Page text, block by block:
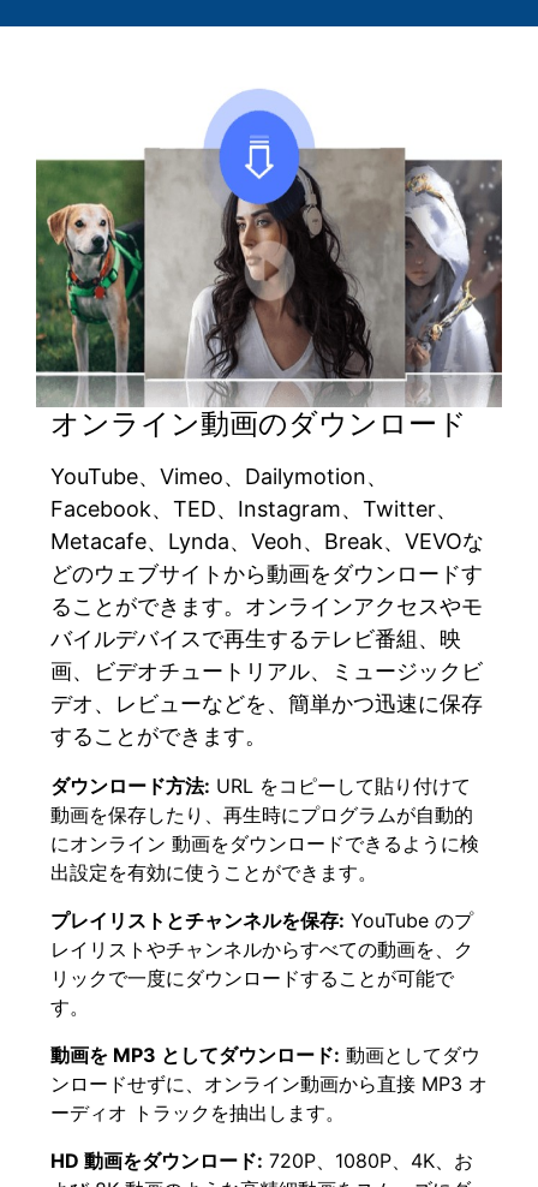
オンライン動画のダウンロード
YouTube、Vimeo、Dailymotion、
Facebook、TED、Instagram、Twitter、
Metacafe、Lynda、Veoh、Break、VEVOな
どのウェブサイトから動画をダウンロードす
ることができます。オンラインアクセスやモ
バイルデバイスで再生するテレビ番組、映
画、ビデオチュートリアル、ミュージックビ
デオ、レビューなどを、簡単かつ迅速に保存
することができます。
ダウンロード方法: URL をコピーして貼り付けて
動画を保存したり、再生時にプログラムが自動的
にオンライン 動画をダウンロードできるように検
出設定を有効に使うことができます。
プレイリストとチャンネルを保存: YouTube のプ
レイリストやチャンネルからすべての動画を、ク
リックで一度にダウンロードすることが可能で
す。
動画を MP3 としてダウンロード: 動画としてダウ
ンロードせずに、オンライン動画から直接 MP3 オ
ーディオ トラックを抽出します。
HD 動画をダウンロード: 720P、1080P、4K、お